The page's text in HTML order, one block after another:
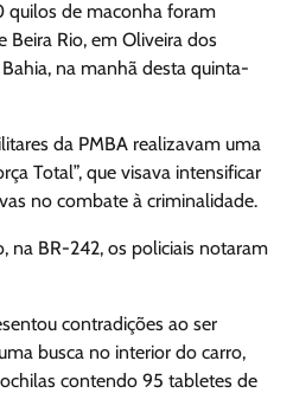
de maconha foram
Rio, em Oliveira dos
na manhã desta quinta-
da PMBA realizavam uma
Total”, que visava intensificar
no combate à criminalidade.
na BR-242, os policiais notaram
contradições ao ser
busca no interior do carro,
contendo 95 tabletes de